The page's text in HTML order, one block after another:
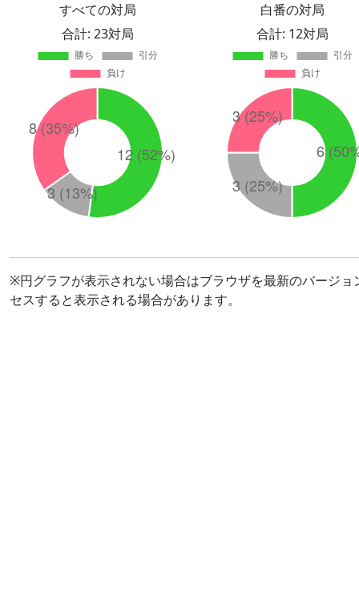
すべての対局
合計: 23対局
白番の対局
合計: 12対局
※円グラフが表示されない場合はブラウザを最新のバージ
セスすると表示される場合があります。